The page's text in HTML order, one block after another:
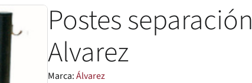
Postes separación
Alvarez
Marca:Álvarez